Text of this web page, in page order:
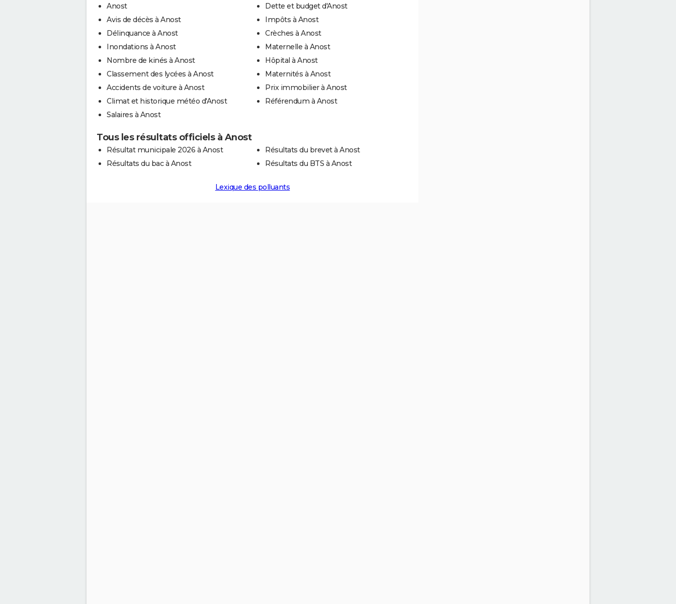
Anost
Avis de décès à Anost
Délinquance à Anost
Inondations à Anost
Nombre de kinés à Anost
Classement des lycées à Anost
Accidents de voiture à Anost
Climat et historique météo d'Anost
Salaires à Anost
Dette et budget d'Anost
Impôts à Anost
Crèches à Anost
Maternelle à Anost
Hôpital à Anost
Maternités à Anost
Prix immobilier à Anost
Référendum à Anost
Tous les résultats officiels à Anost
Résultat municipale 2026 à Anost
Résultats du bac à Anost
Résultats du brevet à Anost
Résultats du BTS à Anost
Lexique des polluants